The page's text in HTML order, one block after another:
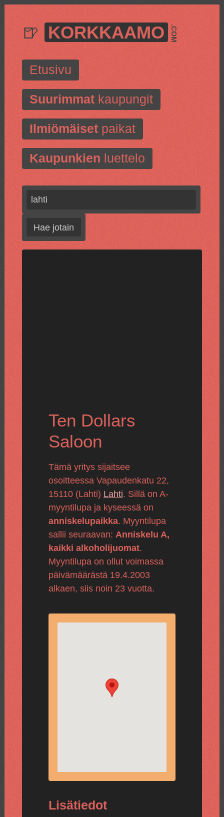
🍺 KORKKAAMO .COM
Etusivu
Suurimmatkaupungit
Ilmiömäisetpaikat
Kaupunkien luettelo
Hae jotain
Ten Dollars
Saloon
Tämä yritys sijaitsee
osoitteessa Vapaudenkatu 22,
15110 (Lahti) Lahti. Sillä on A-
myyntilupa ja kyseessä on
anniskelupaikka. Myyntilupa
sallii seuraavan: Anniskelu A,
kaikki alkoholijuomat.
Myyntilupa on ollut voimassa
päivämäärästä 19.4.2003
alkaen, siis noin 23 vuotta.
Lisätiedot